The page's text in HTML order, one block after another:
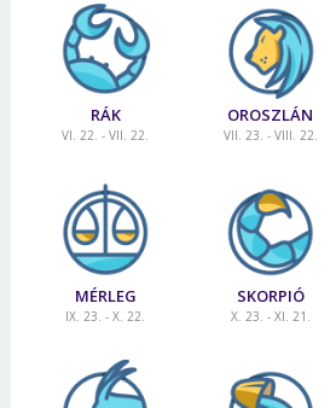
RÁK
VI. 22. - VII. 22.
OROSZLÁN
VII. 23. - VIII. 22.
MÉRLEG
IX. 23. - X. 22.
SKORPIÓ
X. 23. - XI. 21.